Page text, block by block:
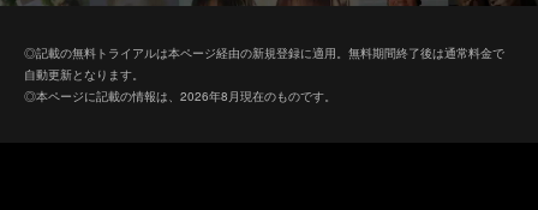
◎記載の無料トライアルは本ページ経由の新規登録に適用。無料期間終了後は通常料金で
自動更新となります。
◎本ページに記載の情報は、2026年8月現在のものです。